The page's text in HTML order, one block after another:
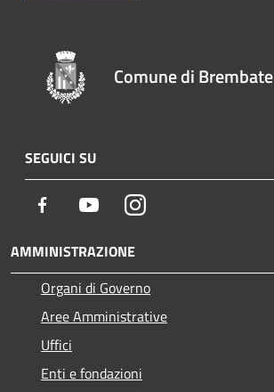
Comune di Brembate
SEGUICI SU
Facebook YoutubeInstagram
AMMINISTRAZIONE
Organi di Governo
Aree Amministrative
Uffici
Enti e fondazioni